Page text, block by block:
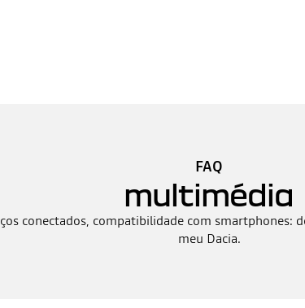
FAQ
multimédia
conectados, compatibilidade com smartphones:
meu Dacia.